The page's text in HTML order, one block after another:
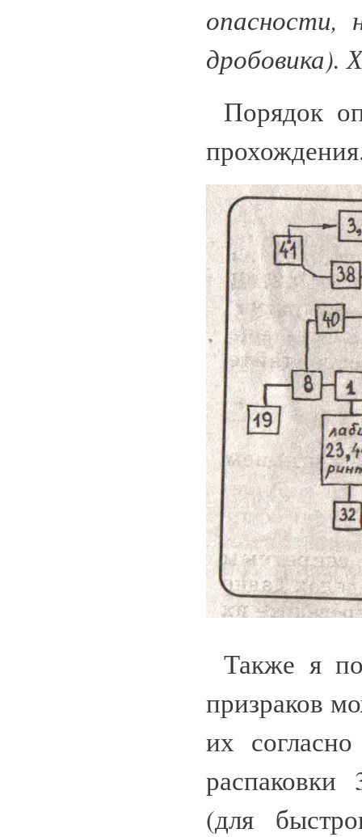
опасности,
дробовика).
Порядок
Также я
призраков
их
распаковки
(для